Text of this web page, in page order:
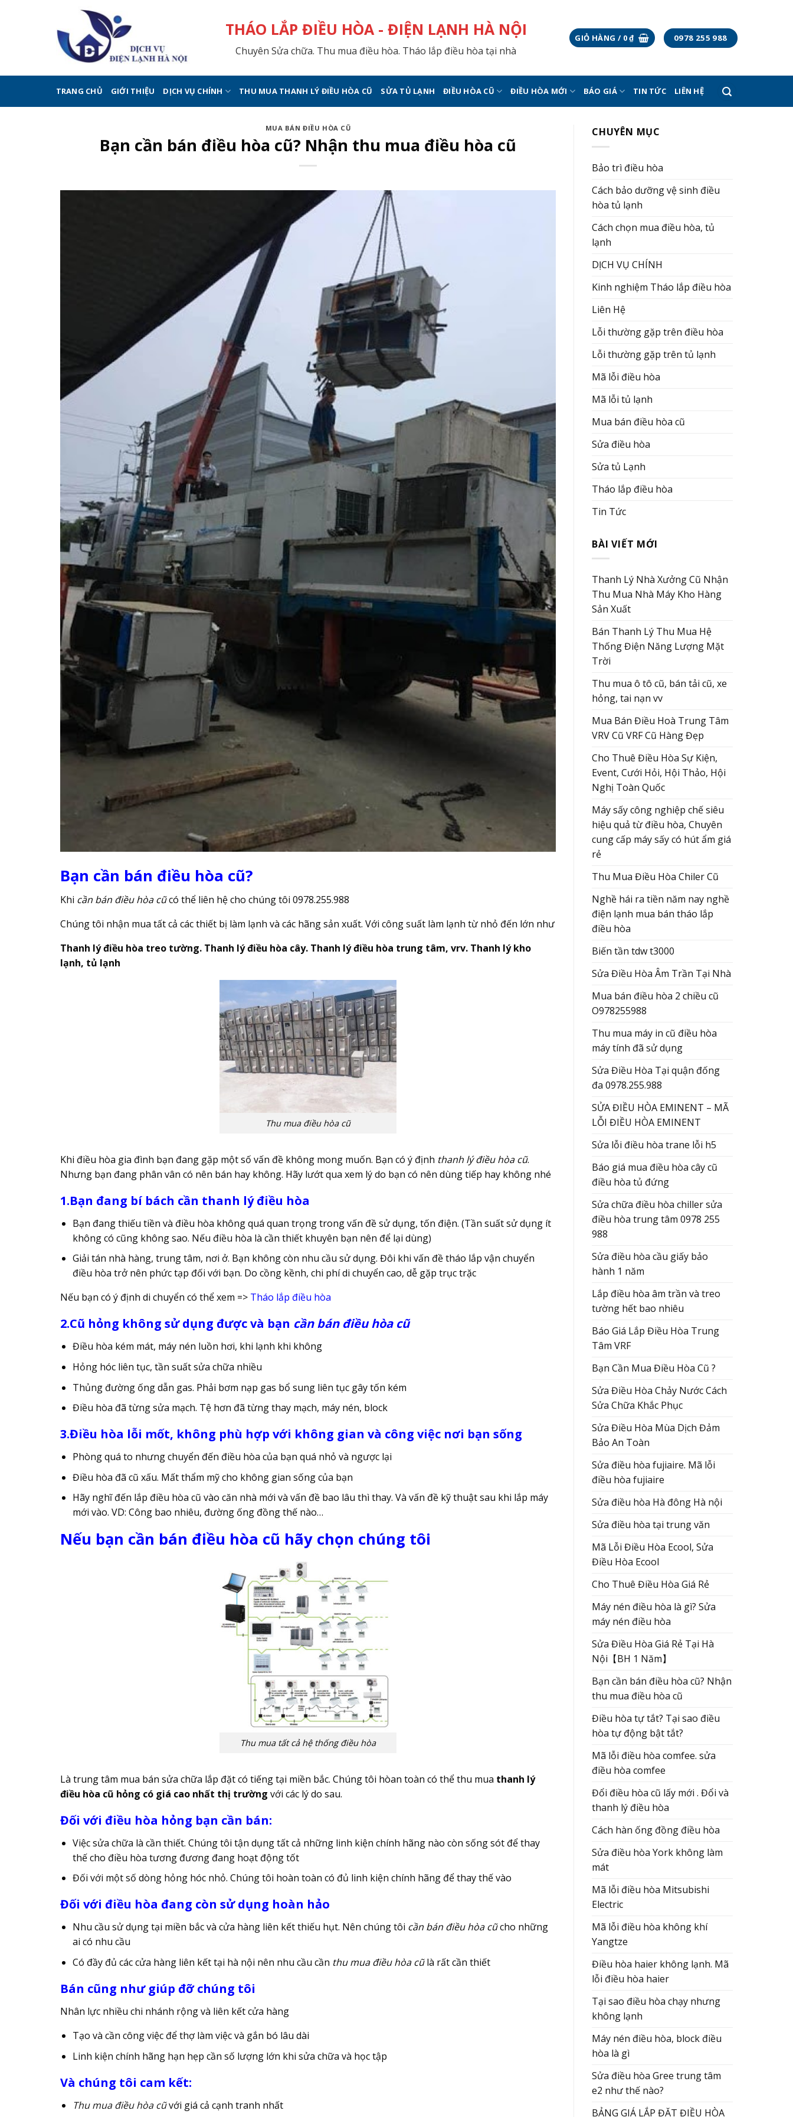
THÁO LẮP ĐIỀU HÒA - ĐIỆN LẠNH HÀ NỘI
Chuyên Sửa chữa. Thu mua điều hòa. Tháo lắp điều hòa tại nhà
GIỎ HÀNG / 0₫ 0978 255 988
TRANG CHỦ GIỚI THIỆU DỊCH VỤ CHÍNH THU MUA THANH LÝ ĐIỀU HÒA CŨ SỬA TỦ LẠNH ĐIỀU HÒA CŨ ĐIỀU HÒA MỚI BÁO GIÁ TIN TỨC LIÊN HỆ
MUA BÁN ĐIỀU HÒA CŨ
Bạn cần bán điều hòa cũ? Nhận thu mua điều hòa cũ
Bạn cần bán điều hòa cũ?
Khi cần bán điều hòa cũcó thể liên hệ cho chúng tôi 0978.255.988
Chúng tôi nhận mua tất cả các thiết bị làm lạnh và các hãng sản xuất. Với công suất làm lạnh từ nhỏ đến lớn như
Thanh lý điều hòa treo tường. Thanh lý điều hòa cây. Thanh lý điều hòa trung tâm, vrv. Thanh lý kho
lạnh, tủ lạnh
Thu mua điều hòa cũ
Khi điều hòa gia đình bạn đang gặp một số vấn đề không mong muốn. Bạn có ý định thanh lý điều hòa cũ.
Nhưng bạn đang phân vân có nên bán hay không. Hãy lướt qua xem lý do bạn có nên dùng tiếp hay không nhé
1.Bạn đang bí bách cần thanh lý điều hòa
Bạn đang thiếu tiền và điều hòa không quá quan trọng trong vấn đề sử dụng, tốn điện. (Tần suất sử dụng ít
không có cũng không sao. Nếu điều hòa là cần thiết khuyên bạn nên để lại dùng)
Giải tán nhà hàng, trung tâm, nơi ở. Bạn không còn nhu cầu sử dụng. Đôi khi vấn đề tháo lắp vận chuyển
điều hòa trở nên phức tạp đối với bạn. Do cồng kềnh, chi phí di chuyển cao, dễ gặp trục trặc
Nếu bạn có ý định di chuyển có thể xem => Tháo lắp điều hòa
2.Cũ hỏng không sử dụng được và bạn cần bán điều hòa cũ
Điều hòa kém mát, máy nén luồn hơi, khi lạnh khi không
Hỏng hóc liên tục, tần suất sửa chữa nhiều
Thủng đường ống dẫn gas. Phải bơm nạp gas bổ sung liên tục gây tốn kém
Điều hòa đã từng sửa mạch. Tệ hơn đã từng thay mạch, máy nén, block
3.Điều hòa lỗi mốt, không phù hợp với không gian và công việc nơi bạn sống
Phòng quá to nhưng chuyển đến điều hòa của bạn quá nhỏ và ngược lại
Điều hòa đã cũ xấu. Mất thẩm mỹ cho không gian sống của bạn
Hãy nghĩ đến lắp điều hòa cũ vào căn nhà mới và vấn đề bao lâu thì thay. Và vấn đề kỹ thuật sau khi lắp máy
mới vào. VD: Công bao nhiêu, đường ống đồng thế nào…
Nếu bạn cần bán điều hòa cũ hãy chọn chúng tôi
Thu mua tất cả hệ thống điều hòa
Là trung tâm mua bán sửa chữa lắp đặt có tiếng tại miền bắc. Chúng tôi hòan toàn có thể thu mua thanh lý
điều hòa cũ hỏng có giá cao nhất thị trường với các lý do sau.
Đối với điều hòa hỏng bạn cần bán:
Việc sửa chữa là cần thiết. Chúng tôi tận dụng tất cả những linh kiện chính hãng nào còn sống sót để thay
thế cho điều hòa tương đương đang hoạt động tốt
Đối với một số dòng hỏng hóc nhỏ. Chúng tôi hoàn toàn có đủ linh kiện chính hãng để thay thế vào
Đối với điều hòa đang còn sử dụng hoàn hảo
Nhu cầu sử dụng tại miền bắc và cửa hàng liên kết thiếu hụt. Nên chúng tôi cần bán điều hòa cũcho những
ai có nhu cầu
Có đầy đủ các cửa hàng liên kết tại hà nội nên nhu cầu cần thu mua điều hòa cũlà rất cần thiết
Bán cũng như giúp đỡ chúng tôi
Nhân lực nhiều chi nhánh rộng và liên kết cửa hàng
Tạo và cần công việc để thợ làm việc và gắn bó lâu dài
Linh kiện chính hãng hạn hẹp cần số lượng lớn khi sửa chữa và học tập
Và chúng tôi cam kết:
Thu mua điều hòa cũvới giá cả cạnh tranh nhất
CHUYÊN MỤC
Bảo trì điều hòa
Cách bảo dưỡng vệ sinh điều
hòa tủ lạnh
Cách chọn mua điều hòa, tủ
lạnh
DỊCH VỤ CHÍNH
Kinh nghiệm Tháo lắp điều hòa
Liên Hệ
Lỗi thường gặp trên điều hòa
Lỗi thường gặp trên tủ lạnh
Mã lỗi điều hòa
Mã lỗi tủ lạnh
Mua bán điều hòa cũ
Sửa điều hòa
Sửa tủ Lạnh
Tháo lắp điều hòa
Tin Tức
BÀI VIẾT MỚI
Thanh Lý Nhà Xưởng Cũ Nhận
Thu Mua Nhà Máy Kho Hàng
Sản Xuất
Bán Thanh Lý Thu Mua Hệ
Thống Điện Năng Lượng Mặt
Trời
Thu mua ô tô cũ, bán tải cũ, xe
hỏng, tai nạn vv
Mua Bán Điều Hoà Trung Tâm
VRV Cũ VRF Cũ Hàng Đẹp
Cho Thuê Điều Hòa Sự Kiện,
Event, Cưới Hỏi, Hội Thảo, Hội
Nghị Toàn Quốc
Máy sấy công nghiệp chế siêu
hiệu quả từ điều hòa, Chuyên
cung cấp máy sấy có hút ẩm giá
rẻ
Thu Mua Điều Hòa Chiler Cũ
Nghề hái ra tiền năm nay nghề
điện lạnh mua bán tháo lắp
điều hòa
Biến tần tdw t3000
Sửa Điều Hòa Âm Trần Tại Nhà
Mua bán điều hòa 2 chiều cũ
O978255988
Thu mua máy in cũ điều hòa
máy tính đã sử dụng
Sửa Điều Hòa Tại quận đống
đa 0978.255.988
SỬA ĐIỀU HÒA EMINENT – MÃ
LỖI ĐIỀU HÒA EMINENT
Sửa lỗi điều hòa trane lỗi h5
Báo giá mua điều hòa cây cũ
điều hòa tủ đứng
Sửa chữa điều hòa chiller sửa
điều hòa trung tâm 0978 255
988
Sửa điều hòa cầu giấy bảo
hành 1 năm
Lắp điều hòa âm trần và treo
tường hết bao nhiêu
Báo Giá Lắp Điều Hòa Trung
Tâm VRF
Bạn Cần Mua Điều Hòa Cũ ?
Sửa Điều Hòa Chảy Nước Cách
Sửa Chữa Khắc Phục
Sửa Điều Hòa Mùa Dịch Đảm
Bảo An Toàn
Sửa điều hòa fujiaire. Mã lỗi
điều hòa fujiaire
Sửa điều hòa Hà đông Hà nội
Sửa điều hòa tại trung văn
Mã Lỗi Điều Hòa Ecool, Sửa
Điều Hòa Ecool
Cho Thuê Điều Hòa Giá Rẻ
Máy nén điều hòa là gì? Sửa
máy nén điều hòa
Sửa Điều Hòa Giá Rẻ Tại Hà
Nội【BH 1 Năm】
Bạn cần bán điều hòa cũ? Nhận
thu mua điều hòa cũ
Điều hòa tự tắt? Tại sao điều
hòa tự động bật tắt?
Mã lỗi điều hòa comfee. sửa
điều hòa comfee
Đổi điều hòa cũ lấy mới . Đổi và
thanh lý điều hòa
Cách hàn ống đồng điều hòa
Sửa điều hòa York không làm
mát
Mã lỗi điều hòa Mitsubishi
Electric
Mã lỗi điều hòa không khí
Yangtze
Điều hòa haier không lạnh. Mã
lỗi điều hòa haier
Tại sao điều hòa chạy nhưng
không lạnh
Máy nén điều hòa, block điều
hòa là gì
Sửa điều hòa Gree trung tâm
e2 như thế nào?
BẢNG GIÁ LẮP ĐẶT ĐIỀU HÒA